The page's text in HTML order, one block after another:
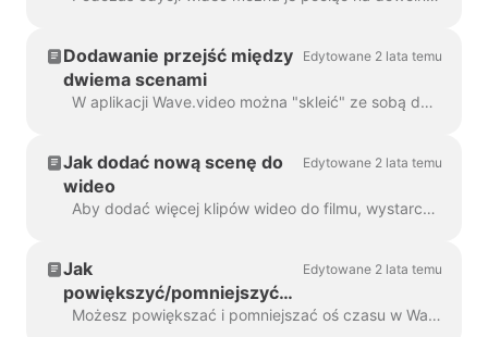
Dodawanie przejść między
dwiema scenami
Edytowane 2 lata temu
W aplikacji Wave.video można "skleić" ze sobą dwa klipy wideo, dodając przejścia między dwiema scenami. Przejście to technika edycji wideo, która pozwala na...
Jak dodać nową scenę do
wideo
Edytowane 2 lata temu
Aby dodać więcej klipów wideo do filmu, wystarczy kliknąć ikonę Plus na osi czasu. Spowoduje to wyświetlenie wszystkich opcji. Aby usunąć k...
Jak
powiększyć/pomniejszyć
oś czasu w aplikacji
Edytowane 2 lata temu
Możesz powiększać i pomniejszać oś czasu w Wave.video, aby proces edycji był wygodniejszy i bardziej precyzyjny. Funkcję tę można znaleźć pod linią czas...